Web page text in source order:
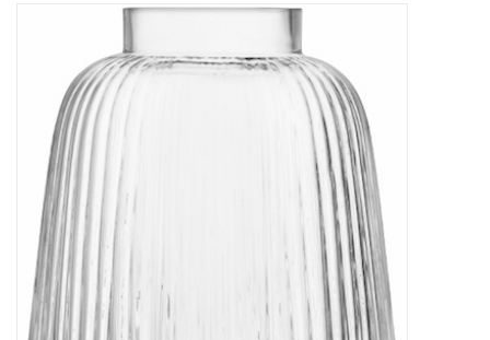
Geschenke
Kaffee & Tee
Bar & Wein